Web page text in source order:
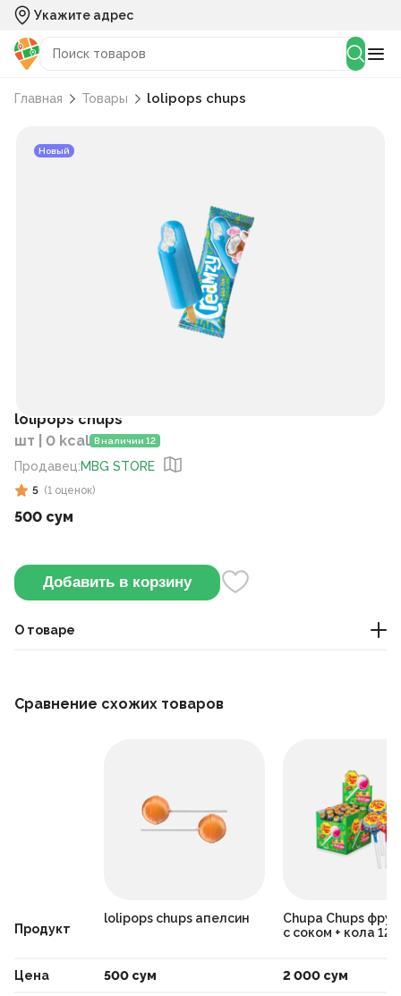
Укажите адрес
Главная Товары lolipops chups
Новый
lolipops chups
шт | 0 kcal В наличии 12
Продавец:MBG STORE
5 (1 оценок)
500 сум
Добавить в корзину
О товаре
Сравнение схожих товаров
Продукт
Цена
lolipops chups апелсин
500 сум
Chupa Chups
с соком + кола 12
2 000 сум